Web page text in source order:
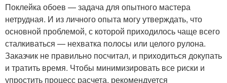
Поклейка обоев — задача для опытного мастера
нетрудная. И из личного опыта могу утверждать, что
основной проблемой, с которой приходилось чаще всего
сталкиваться — нехватка полосы или целого рулона.
Заказчик не правильно посчитал, и приходиться докупать
и тратить время. Чтобы минимизировать все риски и
упростить процесс расчета, рекомендуется